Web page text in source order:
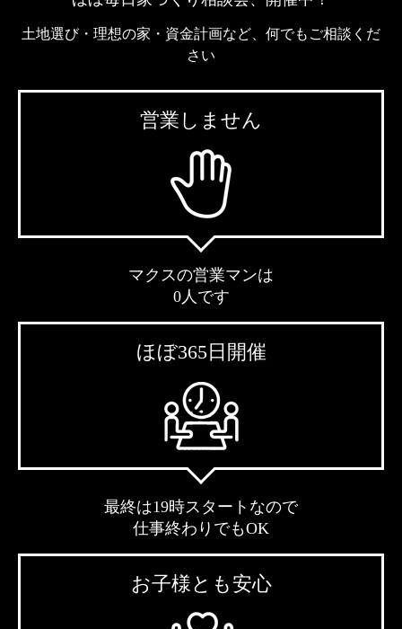
土地選び・理想の家・資金計画など、何でもご相談くだ
さい
営業しません
マクスの営業マンは
0人です
ほぼ365日開催
最終は19時スタートなので
仕事終わりでもOK
お子様とも安心